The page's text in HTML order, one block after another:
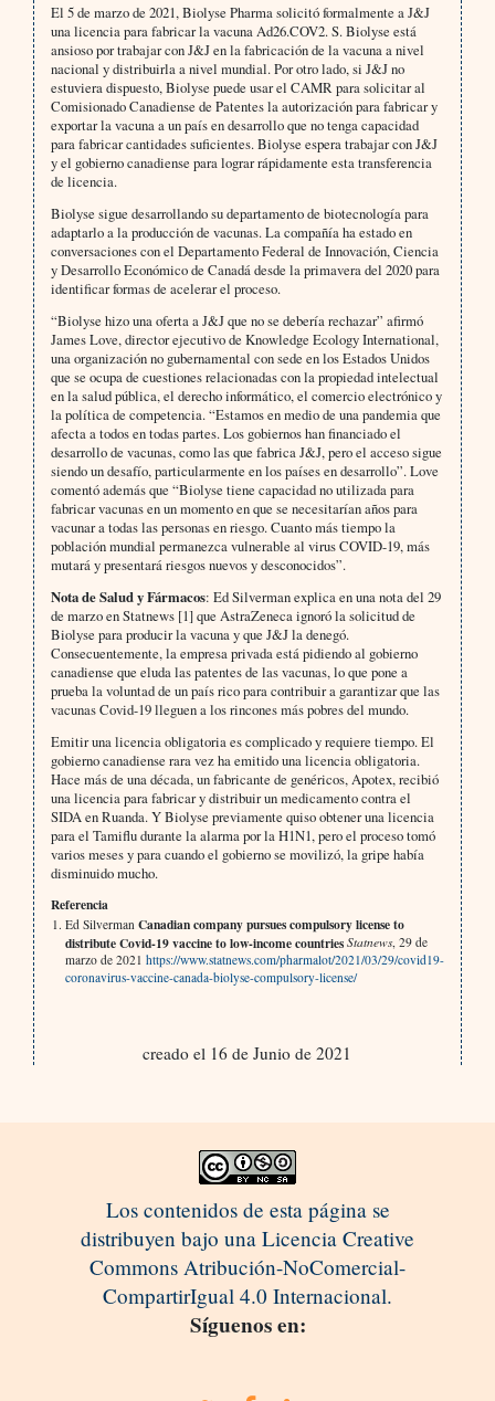
El 5 de marzo de 2021, Biolyse Pharma solicitó formalmente a J&J
una licencia para fabricar la vacuna Ad26.COV2. S. Biolyse está
ansioso por trabajar con J&J en la fabricación de la vacuna a nivel
nacional y distribuirla a nivel mundial. Por otro lado, si J&J no
estuviera dispuesto, Biolyse puede usar el CAMR para solicitar al
Comisionado Canadiense de Patentes la autorización para fabricar y
exportar la vacuna a un país en desarrollo que no tenga capacidad
para fabricar cantidades suficientes. Biolyse espera trabajar con J&J
y el gobierno canadiense para lograr rápidamente esta transferencia
de licencia.
Biolyse sigue desarrollando su departamento de biotecnología para
adaptarlo a la producción de vacunas. La compañía ha estado en
conversaciones con el Departamento Federal de Innovación, Ciencia
y Desarrollo Económico de Canadá desde la primavera del 2020 para
identificar formas de acelerar el proceso.
“Biolyse hizo una oferta a J&J que no se debería rechazar” afirmó
James Love, director ejecutivo de Knowledge Ecology International,
una organización no gubernamental con sede en los Estados Unidos
que se ocupa de cuestiones relacionadas con la propiedad intelectual
en la salud pública, el derecho informático, el comercio electrónico y
la política de competencia. “Estamos en medio de una pandemia que
afecta a todos en todas partes. Los gobiernos han financiado el
desarrollo de vacunas, como las que fabrica J&J, pero el acceso sigue
siendo un desafío, particularmente en los países en desarrollo”. Love
comentó además que “Biolyse tiene capacidad no utilizada para
fabricar vacunas en un momento en que se necesitarían años para
vacunar a todas las personas en riesgo. Cuanto más tiempo la
población mundial permanezca vulnerable al virus COVID-19, más
mutará y presentará riesgos nuevos y desconocidos”.
Nota de Salud y Fármacos: Ed Silverman explica en una nota del 29
de marzo en Statnews [1] que AstraZeneca ignoró la solicitud de
Biolyse para producir la vacuna y que J&J la denegó.
Consecuentemente, la empresa privada está pidiendo al gobierno
canadiense que eluda las patentes de las vacunas, lo que pone a
prueba la voluntad de un país rico para contribuir a garantizar que las
vacunas Covid-19 lleguen a los rincones más pobres del mundo.
Emitir una licencia obligatoria es complicado y requiere tiempo. El
gobierno canadiense rara vez ha emitido una licencia obligatoria.
Hace más de una década, un fabricante de genéricos, Apotex, recibió
una licencia para fabricar y distribuir un medicamento contra el
SIDA en Ruanda. Y Biolyse previamente quiso obtener una licencia
para el Tamiflu durante la alarma por la H1N1, pero el proceso tomó
varios meses y para cuando el gobierno se movilizó, la gripe había
disminuido mucho.
Referencia
Ed SilvermanCanadian company pursues compulsory license to
distribute Covid-19 vaccine to low-income countries Statnews, 29 de
marzo de 2021 https://www.statnews.com/pharmalot/2021/03/29/covid19-
coronavirus-vaccine-canada-biolyse-compulsory-license/
creado el 16 de Junio de 2021
Los contenidos de esta página se
distribuyen bajo una Licencia Creative
Commons Atribución-NoComercial-
CompartirIgual 4.0 Internacional.
Síguenos en: